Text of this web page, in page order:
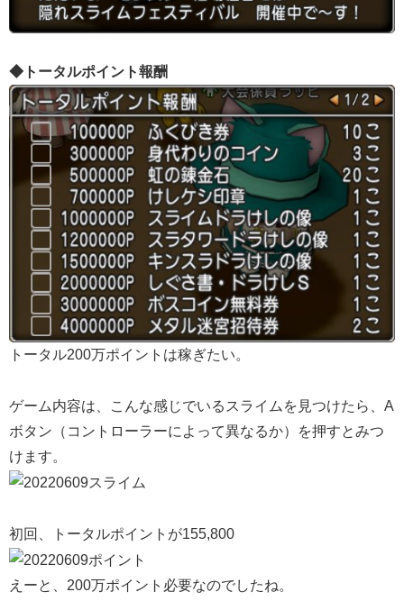
◆トータルポイント報酬
トータル200万ポイントは稼ぎたい。
ゲーム内容は、こんな感じでいるスライムを見つけたら、A
ボタン（コントローラーによって異なるか）を押すとみつ
けます。
初回、トータルポイントが155,800
えーと、200万ポイント必要なのでしたね。